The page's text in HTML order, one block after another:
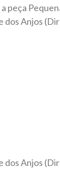
peça
dos Anjos
dos Anjos